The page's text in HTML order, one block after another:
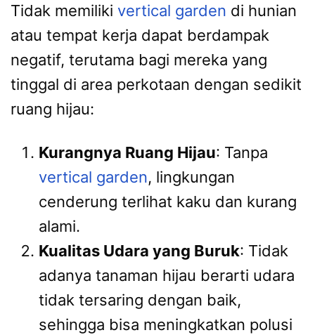
Tidak memiliki vertical garden di hunian
atau tempat kerja dapat berdampak
negatif, terutama bagi mereka yang
tinggal di area perkotaan dengan sedikit
ruang hijau:
Kurangnya Ruang Hijau: Tanpa
vertical garden, lingkungan
cenderung terlihat kaku dan kurang
alami.
Kualitas Udara yang Buruk: Tidak
adanya tanaman hijau berarti udara
tidak tersaring dengan baik,
sehingga bisa meningkatkan polusi